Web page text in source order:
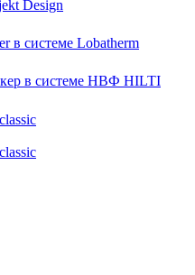
Design
в системе Lobatherm
в системе НВФ HILTI